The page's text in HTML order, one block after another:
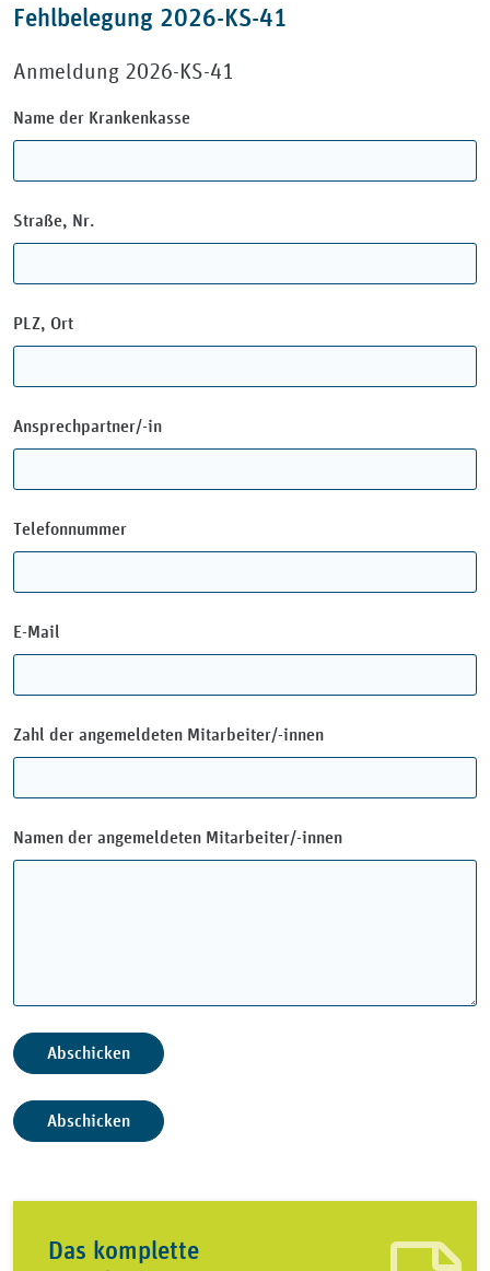
Fehlbelegung 2026-KS-41
Anmeldung 2026-KS-41
Name der Krankenkasse
Straße, Nr.
PLZ, Ort
Ansprechpartner/-in
Telefonnummer
E-Mail
Zahl der angemeldeten Mitarbeiter/-innen
Namen der angemeldeten Mitarbeiter/-innen
Das komplette